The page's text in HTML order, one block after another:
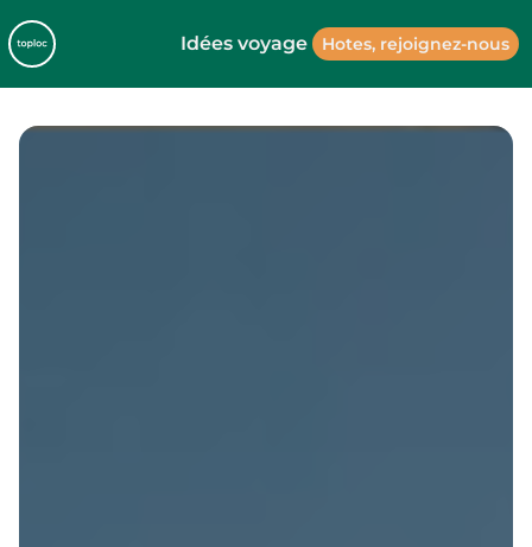
Idées voyage Hotes, rejoignez-nous